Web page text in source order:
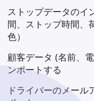
ストップデータのイ
間、ストップ時間、
色）
顧客データ (名前、
ンポートする
ドライバーのメー